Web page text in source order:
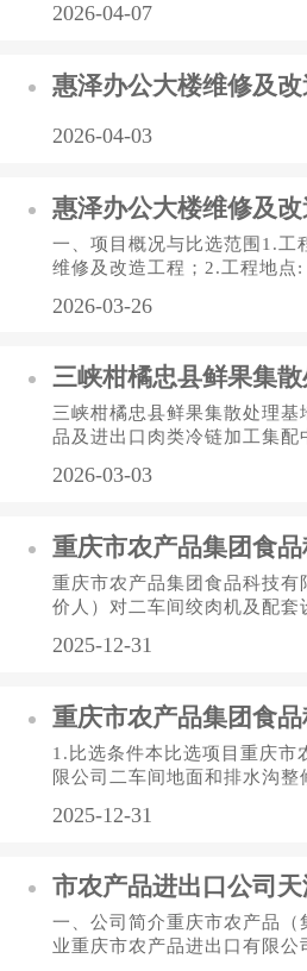
项目。（二）项目地址：...
2026-04-07
2026-04-03
惠泽办公大楼维修及
一、项目概况与比选范围1.工
维修及改造工程；2.工程地点
间、外墙真石漆（办公...
2026-03-26
三峡柑橘忠县鲜果集散处理基
品及进出口肉类冷链加工集配
三峡柑橘集团忠县果业有...
2026-03-03
重庆市农产品集团食品科技有
价人）对二车间绞肉机及配套
目内容项目名称最高采购...
2025-12-31
1.比选条件本比选项目重庆市
限公司二车间地面和排水沟整
品集团食品科技有限公司...
2025-12-31
一、公司简介重庆市农产品（
业重庆市农产品进出口有限公